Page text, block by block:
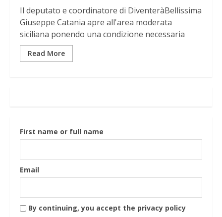
Il deputato e coordinatore di DiventeràBellissima
Giuseppe Catania apre all'area moderata
siciliana ponendo una condizione necessaria
Read More
First name or full name
Email
By continuing, you accept the privacy policy